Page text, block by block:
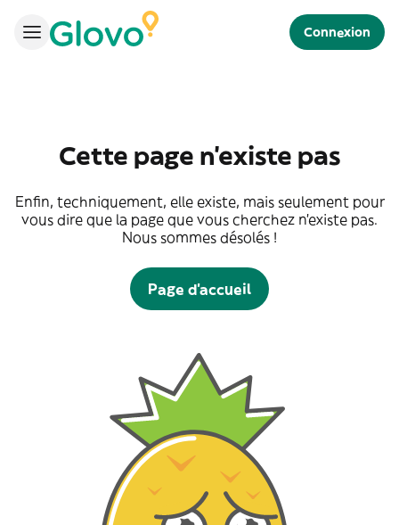
Connexion
Cette page n'existe pas
Enfin, techniquement, elle existe, mais seulement pour
vous dire que la page que vous cherchez n'existe pas.
Nous sommes désolés !
Page d'accueil